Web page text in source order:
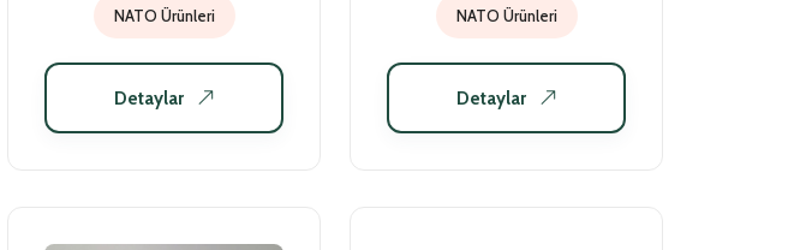
NATO Ürünleri
Detaylar
NATO Ürünleri
Detaylar